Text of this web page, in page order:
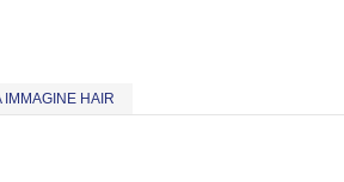
IMMAGINE HAIR